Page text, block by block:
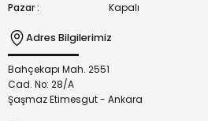
Pazar :
Kapalı
Adres Bilgilerimiz
Bahçekapı Mah. 2551
Cad. No: 28/A
Şaşmaz Etimesgut - Ankara